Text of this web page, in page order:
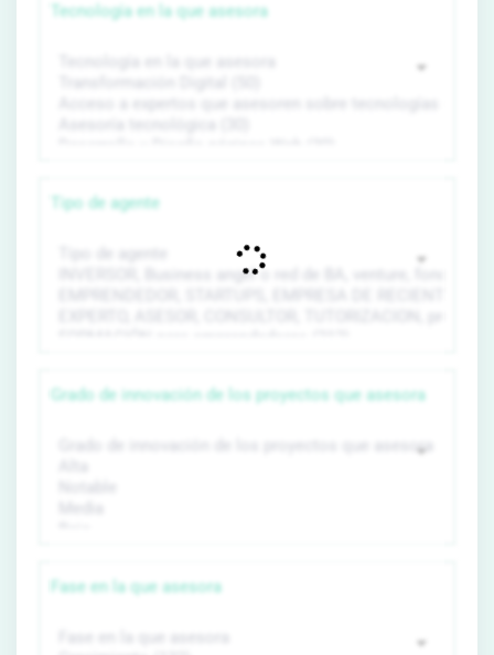
Tecnología en la que asesora
Tipo de agente
Grado de innovación de los proyectos que asesora
Fase en la que asesora